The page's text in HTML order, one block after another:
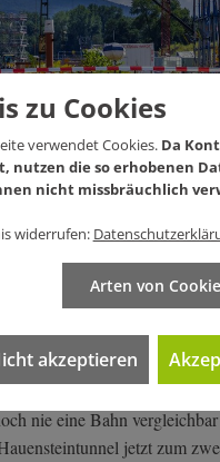
Rastatt verursachten einen
Euro. Foto: Joachim E. Röttgers
vorstellen. Ich muss auch
nie eine Bahn
jetzt zum
zu Cookies
verwendet Cookies. Da
nutzen die so erhobenen
nicht missbräuchlich
widerrufen:
Arten von
akzeptieren